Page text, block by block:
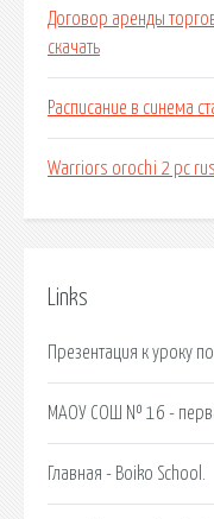
Договор аренды
скачать
Расписание в синема
Warriors orochi 2 pc rus
Links
Презентация к уроку
МАОУ СОШ № 16 -
Главная - Boiko School.